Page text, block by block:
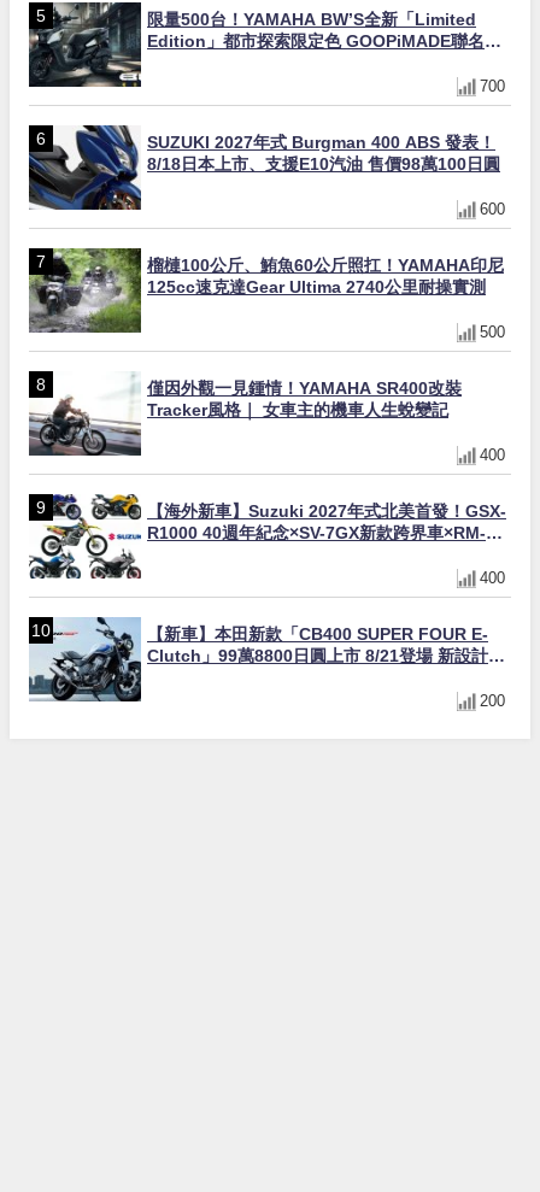
限量500台！YAMAHA BW’S全新「Limited
Edition」都市探索限定色 GOOPiMADE聯名包
700
SUZUKI 2027年式 Burgman 400 ABS 發表！
8/18日本上市、支援E10汽油 售價98萬100日圓
600
榴槤100公斤、鮪魚60公斤照扛！YAMAHA印尼
125cc速克達Gear Ultima 2740公里耐操實測
500
僅因外觀一見鍾情！YAMAHA SR400改裝
Tracker風格｜ 女車主的機車人生蛻變記
400
【海外新車】Suzuki 2027年式北美首發！GSX-
R1000 40週年紀念×SV-7GX新款跨界車×RM-
400
【新車】本田新款「CB400 SUPER FOUR E-
Clutch」99萬8800日圓上市 8/21登場 新設計直
200